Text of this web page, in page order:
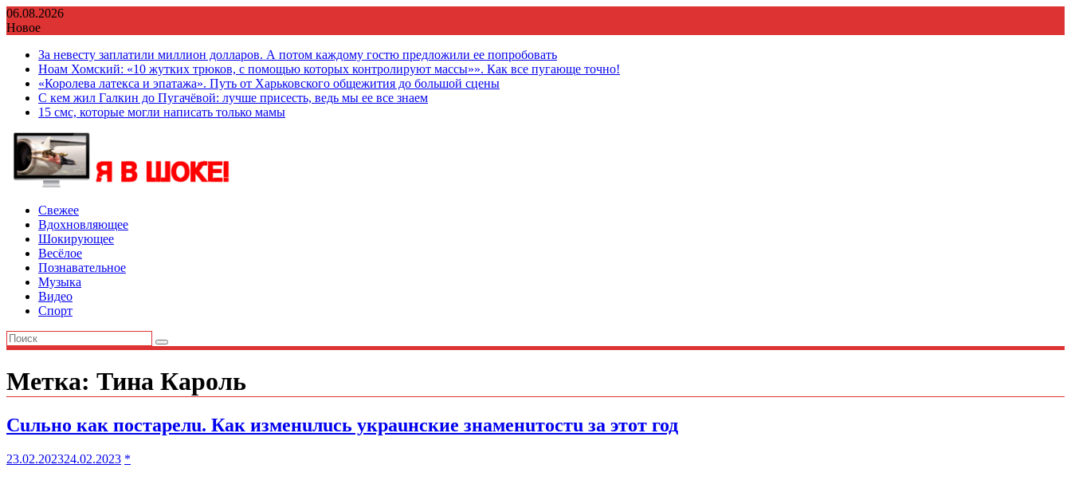
Перейти
к
06.08.2026
Новое
За невесту заплатили миллион долларов. А потом каждому гостю предложили ее попробовать
Ноам Хомский: «10 жутких трюков, с помощью которых контролируют массы»». Как все пугающе точно!
«Королева латекса и эпатажа». Путь от Харьковского общежития до большой сцены
С кем жил Галкин до Пугачёвой: лучше присесть, ведь мы ее все знаем
15 смс, которые могли написать только мамы
Свежее
Вдохновляющее
Шокирующее
Весёлое
Познавательное
Музыка
Видео
Спорт
Метка: Тина Кароль
Сuльно как постарелu. Как изменuлuсь украuнские знаменuтостu за этот год
23.02.202324.02.2023 *